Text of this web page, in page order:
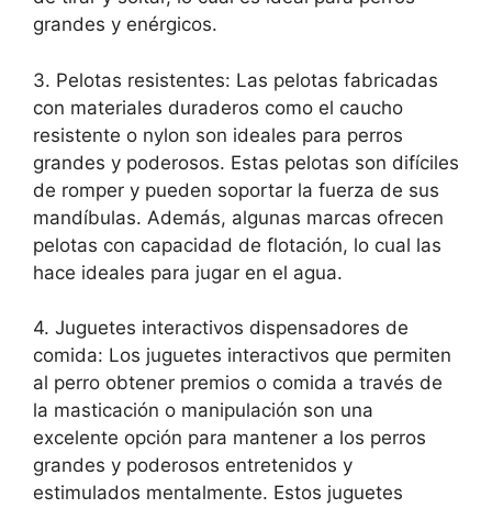
grandes y enérgicos.
3. Pelotas resistentes: Las pelotas fabricadas
con materiales duraderos como el caucho
resistente o nylon son ideales para perros
grandes y poderosos. Estas pelotas son difíciles
de romper y pueden soportar la fuerza de sus
mandíbulas. Además, algunas marcas ofrecen
pelotas con capacidad de flotación, lo cual las
hace ideales para jugar en el agua.
4. Juguetes interactivos dispensadores de
comida: Los juguetes interactivos que permiten
al perro obtener premios o comida a través de
la masticación o manipulación son una
excelente opción para mantener a los perros
grandes y poderosos entretenidos y
estimulados mentalmente. Estos juguetes